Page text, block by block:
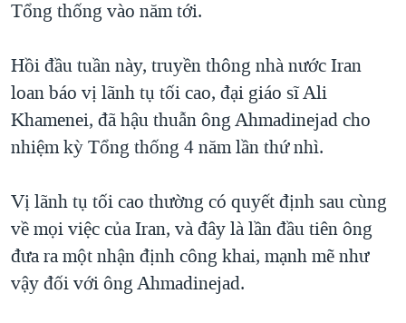
VĂN HOÁ
CHI PHÍ CHIẾN TRANH AFGHANISTAN
CÁC GIÁ TRỊ CỘNG HÒA Ở VIỆT NAM
THƯỢNG ĐỈNH TRUMP-KIM TẠI VIỆT NAM
TRỊNH VĨNH BÌNH VS. CHÍNH PHỦ VIỆT NAM
NGƯ DÂN VIỆT VÀ LÀN SÓNG TRỘM HẢI SÂM
BÊN KIA QUỐC LỘ: TIẾNG VỌNG TỪ NÔNG THÔN MỸ
QUAN HỆ VIỆT MỸ
Ngôn ngữ khác
Tổng thống vào năm tới.
Hồi đầu tuần này, truyền thông nhà nước Iran
loan báo vị lãnh tụ tối cao, đại giáo sĩ Ali
Khamenei, đã hậu thuẫn ông Ahmadinejad cho
nhiệm kỳ Tổng thống 4 năm lần thứ nhì.
Vị lãnh tụ tối cao thường có quyết định sau cùng
về mọi việc của Iran, và đây là lần đầu tiên ông
đưa ra một nhận định công khai, mạnh mẽ như
vậy đối với ông Ahmadinejad.